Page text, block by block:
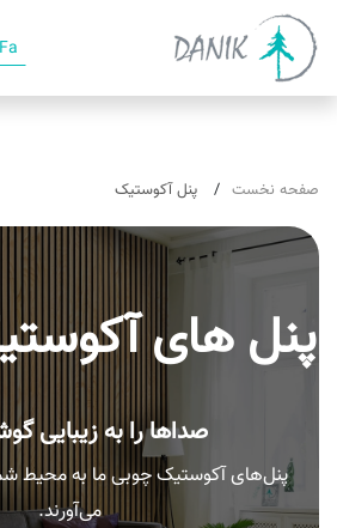
Fa
صفحه نخست پنل آکوستیک
پنل های
صداها را به زیبایی
پنل‌های آکوستیک چوبی ما به محیط
می‌آورند.